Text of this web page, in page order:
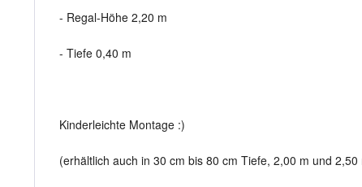
- Regal-Höhe 2,20 m
- Tiefe 0,40 m
Kinderleichte Montage :)
(erhältlich auch in 30 cm bis 80 cm Tiefe, 2,00 m und